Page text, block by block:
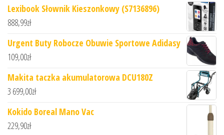
Lexibook Słownik Kieszonkowy (S7136896)
888,99zł
Urgent Buty Robocze Obuwie Sportowe Adidasy
109,00zł
Makita taczka akumulatorowa DCU180Z
3 699,00zł
Kokido Boreal Mano Vac
229,90zł